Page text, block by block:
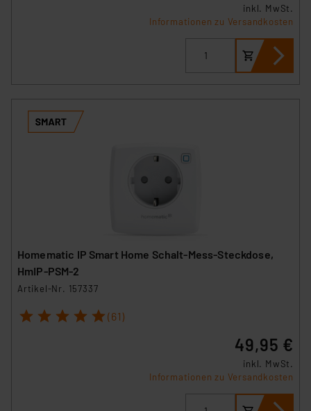
inkl. MwSt.
Informationen zu Versandkosten
Homematic IP Smart Home Schalt-Mess-Steckdose,
HmIP-PSM-2
Artikel-Nr. 157337
1 2 3 4 5 (61)
49,95 €
inkl. MwSt.
Informationen zu Versandkosten